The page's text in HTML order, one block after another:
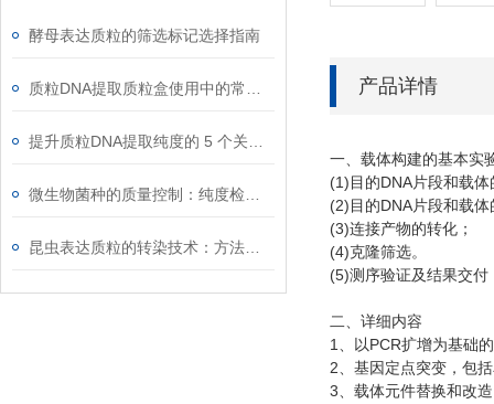
酵母表达质粒的筛选标记选择指南
产品详情
一、载体构建的基本实
(1) 目的DNA片段和载体
(2) 目的DNA片段和载体
(3)连接产物的转化；
(4)克隆筛选。
(5)测序验证及结果交付
二、详细内容
1 、以PCR扩增为基础
2、基因定点突变，包
3、载体元件替换和改